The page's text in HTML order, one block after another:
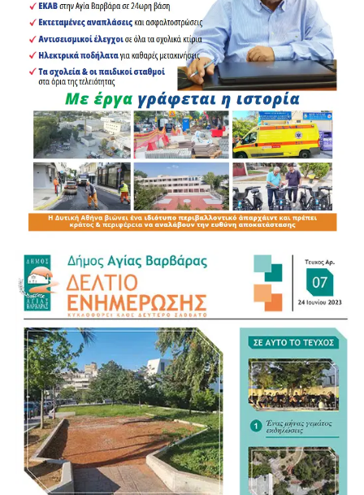
Αδέσποτες γάτες και σκύλοι, στην προσπάθειά τους να
σωθούν από τις φλόγες και τους πυκνούς καπνούς, είχαν
καταφύγει στα βράχια της παραλίας. Οι διασώστες του
ΔΙΚΕΠΑΖ χρειάστηκε να πραγματοποιήσουν ιδιαίτερα
δύσκολους και επικίνδυνους χειρισμούς, προκειμένου να
προσεγγίσουν τα τρομαγμένα ζώα.
Ιδιαίτερα σημαντική ήταν η επέμβασή τους για τη διάσωση
ενός τραυματισμένου σκύλου, ο οποίος εντοπίστηκε με
εγκαύματα. Η παρέμβαση των πληρωμάτων αποδείχθηκε
σωτήρια.
Το ζώο μεταφέρθηκε στις εγκαταστάσεις του ΔΙΚΕΠΑΖ,
όπου νοσηλεύεται και δέχεται την απαραίτητη κτηνιατρική
φροντίδα. Οι κτηνίατροι περιποιούνται τα εγκαύματά του
και καταβάλλουν κάθε προσπάθεια για να ανακουφίσουν
τους πόνους του.
Για τις γάτες που παρέμεναν στην περιοχή, τα πληρώματα
άφησαν μεγάλες ποσότητες τροφής, συγκεντρώνοντάς τες
σε ασφαλές σημείο της παραλίας, το οποίο υποδείχθηκε
από τον Δήμο και τις πυροσβεστικές δυνάμεις.